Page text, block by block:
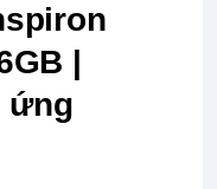
|
ứng